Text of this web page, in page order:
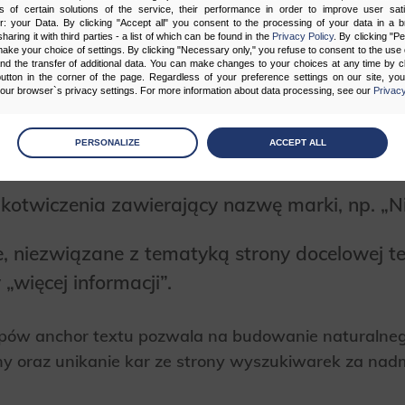
of certain solutions of the service, their performance in order to improve user
your Data. By clicking "Accept all" you consent to the processing of your data in a
it with third parties - a list of which can be found in the Privacy Policy. By clicking
your choice of settings. By clicking "Necessary only," you refuse to consent to the use
the transfer of additional data. You can make changes to your choices at any time by
in the corner of the page. Regardless of your preference settings on our site,
browser`s privacy settings. For more information about data processing, see our
preferences
the consents of your choice
functions such as site navigation and access to specific areas of the website. The website cannot
this group.
used to personalize your use of our website and to remember choices you make while using our
to use the site.
PERSONALIZE ACCEPT ALL
lub frazy, np. „buty do biegania” dla
Indexing)– anchor text oparty na
lub bliskoznacznych, np. „obuwie
zawierający nazwę marki, np.
niezwiązane z tematyką strony docelowej
informacji”.
anchor textu pozwala na budowanie
oraz unikanie kar ze strony wyszukiwarek za